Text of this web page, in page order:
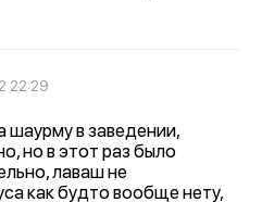
22:29
шаурму в заведении,
но в этот раз было
лаваш не
как будто вообще нету,